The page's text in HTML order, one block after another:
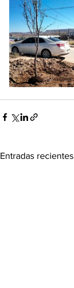
Entradas recientes